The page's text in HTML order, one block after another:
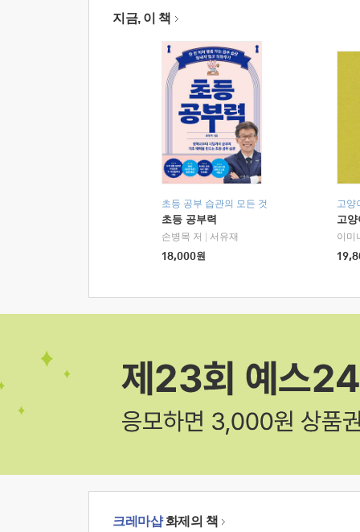
지금, 이 책
초등 공부 습관의 모든 것
초등 공부력
손병목 저
서유재
18,000원
고양
고
이미
크레마샵화제의 책